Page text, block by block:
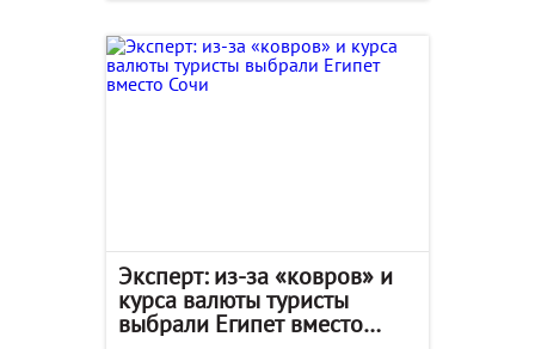
Эксперт: из-за «ковров» и
курса валюты туристы
выбрали Египет вместо